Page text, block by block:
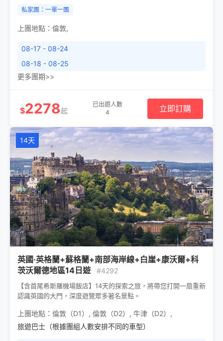
私家團：一單一團
上團地點： 倫敦,
08-17 - 08-24
08-18 - 08-25
更多團期>>
$2278起
已出遊人數
4
立即訂購
14天
英國·英格蘭+蘇格蘭+南部海岸線+白崖+康沃爾+科
茨沃爾德地區14日遊
#4292
【含首尾希斯羅機場飯店】14天的探索之旅，將帶您打開一扇重新
認識英國的大門，深度遊覽眾多著名景點。
上團地點： 倫敦（D1） , 倫敦（D2） , 牛津（D2） ,
旅遊巴士（根據團組人數安排不同的車型）